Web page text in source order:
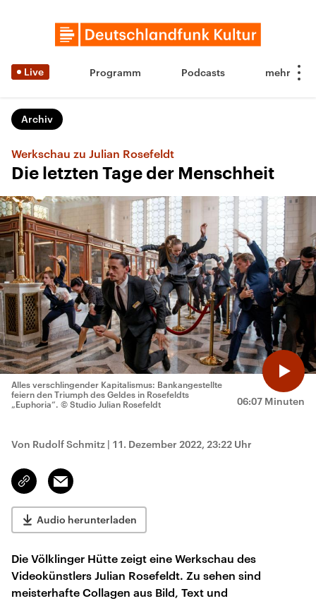
Live Programm Podcasts
Archiv
Werkschau zu Julian Rosefeldt
Die letzten Tage der Menschheit
06:07 Minuten
Alles verschlingender Kapitalismus: Bankangestellte
feiern den Triumph des Geldes in Rosefeldts
„Euphoria“. © Studio Julian Rosefeldt
Von Rudolf Schmitz | 11. Dezember 2022, 23:22 Uhr
Link
kopieren/teilen
Email
Audio herunterladen
Die Völklinger Hütte zeigt eine Werkschau des
Videokünstlers Julian Rosefeldt. Zu sehen sind
meisterhafte Collagen aus Bild, Text und